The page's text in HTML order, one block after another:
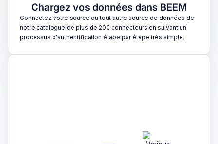
Chargez vos données dans BEEM
Connectez votre source ou tout autre source de données de
notre catalogue de plus de 200 connecteurs en suivant un
processus d'authentification étape par étape très simple.